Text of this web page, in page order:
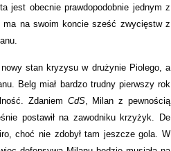
jest obecnie prawdopodobnie jednym z
ma na swoim koncie sześć zwycięstw z
stan kryzysu w drużynie Piolego, a
Belg miał bardzo trudny pierwszy rok
Zdaniem CdS, Milan z pewnością
postawił na zawodniku krzyżyk. De
choć nie zdobył tam jeszcze gola. W